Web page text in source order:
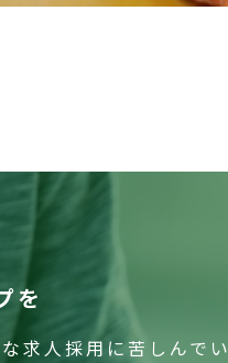
を
求人採用に苦しんでい